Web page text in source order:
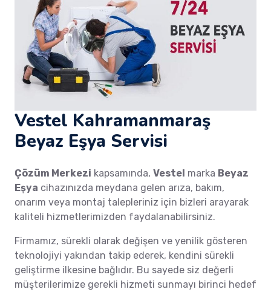
Vestel Kahramanmaraş
Beyaz Eşya Servisi
Çözüm Merkezi kapsamında, Vestel marka Beyaz
Eşya cihazınızda meydana gelen arıza, bakım,
onarım veya montaj talepleriniz için bizleri arayarak
kaliteli hizmetlerimizden faydalanabilirsiniz.
Firmamız, sürekli olarak değişen ve yenilik gösteren
teknolojiyi yakından takip ederek, kendini sürekli
geliştirme ilkesine bağlıdır. Bu sayede siz değerli
müşterilerimize gerekli hizmeti sunmayı birinci hedef